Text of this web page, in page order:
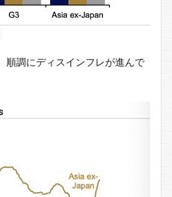
順調にディスインフレが進んで